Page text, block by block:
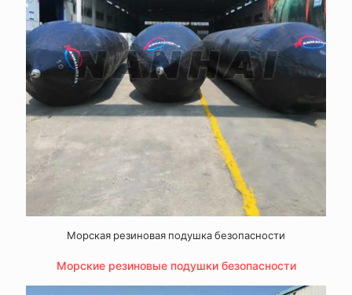
Морская резиновая подушка безопасности
Морские резиновые подушки безопасности